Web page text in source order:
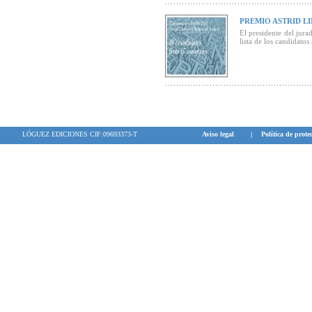
PREMIO ASTRID
El presidente del
lista de los
LÓGUEZ EDICIONES CIF:09693373-T Aviso legal | Política de